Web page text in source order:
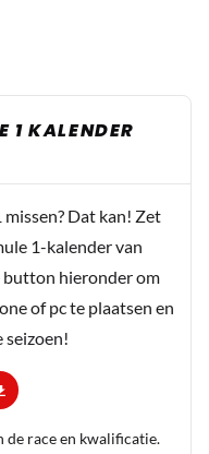
1 KALENDER
Dat kan! Zet
1-kalender van
button hieronder om
of pc te plaatsen en
seizoen!
de race en kwalificatie.